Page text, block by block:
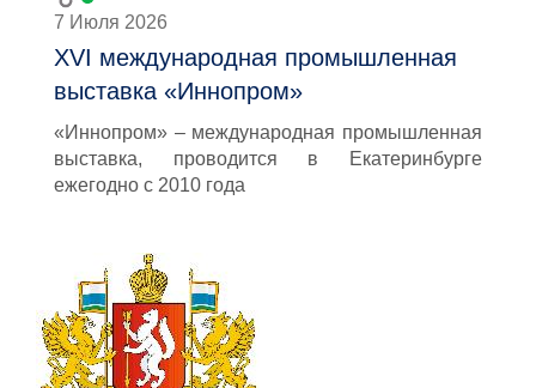
7 Июля 2026
XVI международная промышленная
выставка «Иннопром»
«Иннопром» – международная промышленная
выставка, проводится в Екатеринбурге
ежегодно с 2010 года